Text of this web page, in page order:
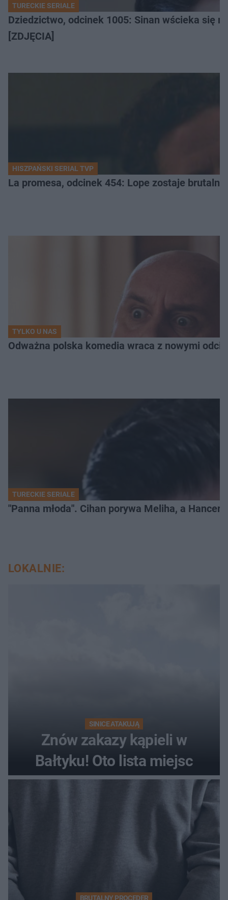
TURECKIE SERIALE
Dziedzictwo, odcinek 1005: Sinan wścieka się
[ZDJĘCIA]
HISZPAŃSKI SERIAL TVP
La promesa, odcinek 454: Lope zostaje
TYLKO U NAS
Odważna polska komedia wraca z nowymi
TURECKIE SERIALE
"Panna młoda". Cihan porywa Meliha, a
LOKALNIE:
SINICE ATAKUJĄ
Znów zakazy kąpieli w
Bałtyku! Oto lista miejsc
BRUTALNY PROCEDER